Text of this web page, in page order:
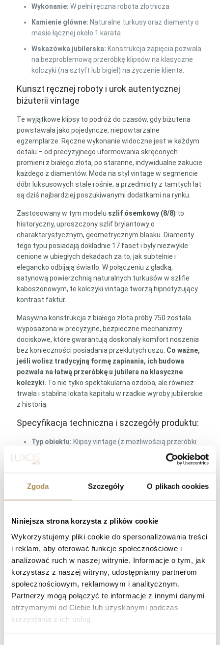
Zgoda Szczegóły O plikach cookies
Niniejsza strona korzysta z plików cookie
Wykorzystujemy pliki cookie do spersonalizowania treści
i reklam, aby oferować funkcje społecznościowe i
analizować ruch w naszej witrynie. Informacje o tym, jak
korzystasz z naszej witryny, udostępniamy partnerom
społecznościowym, reklamowym i analitycznym.
Partnerzy mogą połączyć te informacje z innymi danymi
otrzymanymi od Ciebie lub uzyskanymi podczas
korzystania z ich usług.
Wykonanie: W pełni ręczna robota złotnicza
Kamienie główne: Naturalne turkusy oraz diamenty o
masie łącznej około 1 karata
Wskazówka jubilerska: Konstrukcja zapięcia pozwala
na bezproblemową przeróbkę klipsów na klasyczne
kolczyki (na sztyft lub bigiel) na życzenie klienta.
Kunszt ręcznej roboty i urok autentycznej
biżuterii vintage
Te wyjątkowe klipsy to podróż do czasów, gdy biżuteria
powstawała jako pojedyncze, niepowtarzalne
egzemplarze. Ręczne wykonanie widoczne jest w każdym
detalu – od precyzyjnego uformowania skręconych
promieni z białego złota, po staranne, indywidualne zakucie
każdego z diamentów. Moda na styl vintage w segmencie
dóbr luksusowych stale rośnie, a przedmioty z tamtych lat
są dziś najbardziej poszukiwanymi dodatkami na rynku.
Zastosowany w tym modelu szlif ósemkowy (8/8) to
historyczny, uproszczony szlif brylantowy o
charakterystycznym, geometrycznym blasku. Diamenty
tego typu posiadają dokładnie 17 faset i były niezwykle
cenione w ubiegłych dekadach za to, jak subtelnie i
elegancko odbijają światło. W połączeniu z gładką,
satynową powierzchnią naturalnych turkusów w szlifie
kaboszonowym, te kolczyki vintage tworzą hipnotyzujący
kontrast faktur.
Masywna konstrukcja z białego złota próby 750 została
wyposażona w precyzyjne, bezpieczne mechanizmy
dociskowe, które gwarantują doskonały komfort noszenia
bez konieczności posiadania przekłutych uszu. Co ważne,
jeśli wolisz tradycyjną formę zapinania, ich budowa
pozwala na łatwą przeróbkę u jubilera na klasyczne
kolczyki. To nie tylko spektakularna ozdoba, ale również
trwała i stabilna lokata kapitału w rzadkie wyroby jubilerskie
z historią.
Specyfikacja techniczna i szczegóły produktu:
Typ obiektu: Klipsy vintage (z możliwością przeróbki
na kolczyki)
Biżuteria vintage / Klasyczna /
Kamienie centralne:2 x naturalny turkus (szlif gładki /
kaboszon)
Kamienie boczne:Naturalne diamenty
Masa łączna: ok. 1.00 ct
Szlif:Ósemkowy (8/8 – dawny szlif jubilerski)
Wykończenie:Praca ręczna, rzemieślnicza
Zapięcie: Klipsy z mechanicznym dociskiem